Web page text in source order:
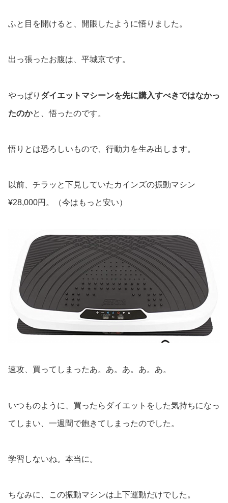
ふと目を開けると、開眼したように悟りました。
出っ張ったお腹は、平城京です。
やっぱり ダイエットマシーンを先に購入すべきではなかっ
たのかと、悟ったのです。
悟りとは恐ろしいもので、行動力を生み出します。
以前、チラッと下見していたカインズの振動マシン
¥28,000円。（今はもっと安い）
速攻、買ってしまったあ。あ。あ。あ。あ。
いつものように、買ったらダイエットをした気持ちになっ
てしまい、一週間で飽きてしまったのでした。
学習しないね。本当に。
ちなみに、この振動マシンは上下運動だけでした。